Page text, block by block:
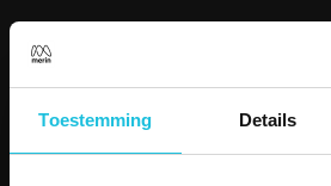
Toestemming Details
KANTOORRUIMTES
Amsterdam
Utrecht